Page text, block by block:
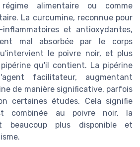
alimentaire ou comme
La curcumine, reconnue pour
et antioxydantes,
mal absorbée par le corps
le poivre noir, et plus
qu'il contient. La pipérine
facilitateur, augmentant
de manière significative, parfois
certaines études. Cela signifie
combinée au poivre noir, la
beaucoup plus disponible et